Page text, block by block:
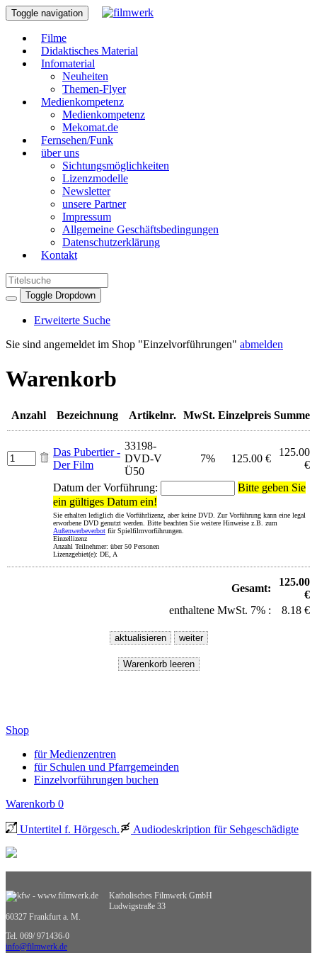
Toggle navigation
Filme
Didaktisches Material
Infomaterial
Neuheiten
Themen-Flyer
Medienkompetenz
Medienkompetenz
Mekomat.de
Fernsehen/Funk
über uns
Sichtungsmöglichkeiten
Lizenzmodelle
Newsletter
unsere Partner
Impressum
Allgemeine Geschäftsbedingungen
Datenschutzerklärung
Kontakt
Toggle Dropdown
Erweiterte Suche
Sie sind angemeldet im Shop "Einzelvorführungen" abmelden
Warenkorb
Anzahl Bezeichnung Artikelnr. MwSt. Einzelpreis Summe
Das Pubertier -
Der Film
33198-
DVD-V
Ü50
7% 125.00 €
125.00
€
Datum der Vorführung:
Bitte geben Sie
ein gültiges Datum ein!
Sie erhalten lediglich die Vorführlizenz, aber keine DVD. Zur Vorführung kann eine legal
erworbene DVD genutzt werden. Bitte beachten Sie weitere Hinweise z.B. zum
Außenwerbeverbot für Spielfilmvorführungen.
Einzellizenz
Anzahl Teilnehmer: über 50 Personen
Lizenzgebiet(e): DE, A
Gesamt:
125.00
€
enthaltene MwSt. 7% :
8.18 €
Shop
für Medienzentren
für Schulen und Pfarrgemeinden
Einzelvorführungen buchen
Warenkorb 0
Untertitel f. Hörgesch. Audiodeskription für Sehgeschädigte
Katholisches Filmwerk GmbH
Ludwigstraße 33
60327 Frankfurt a. M.
Tel. 069/ 971436-0
info@filmwerk.de